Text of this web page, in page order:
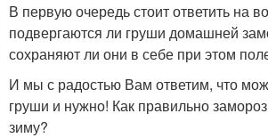
В первую очередь стоит ответить на
подвергаются ли груши домашней
сохраняют ли они в себе при этом
И мы с радостью Вам ответим, что
груши и нужно! Как правильно
зиму?